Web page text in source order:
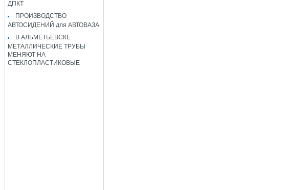
ДПКТ
ПРОИЗВОДСТВО
АВТОСИДЕНИЙ для АВТОВАЗА
В АЛЬМЕТЬЕВСКЕ
МЕТАЛЛИЧЕСКИЕ ТРУБЫ
МЕНЯЮТ НА
СТЕКЛОПЛАСТИКОВЫЕ